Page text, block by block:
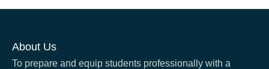
About Us
To prepare and equip students professionally with a